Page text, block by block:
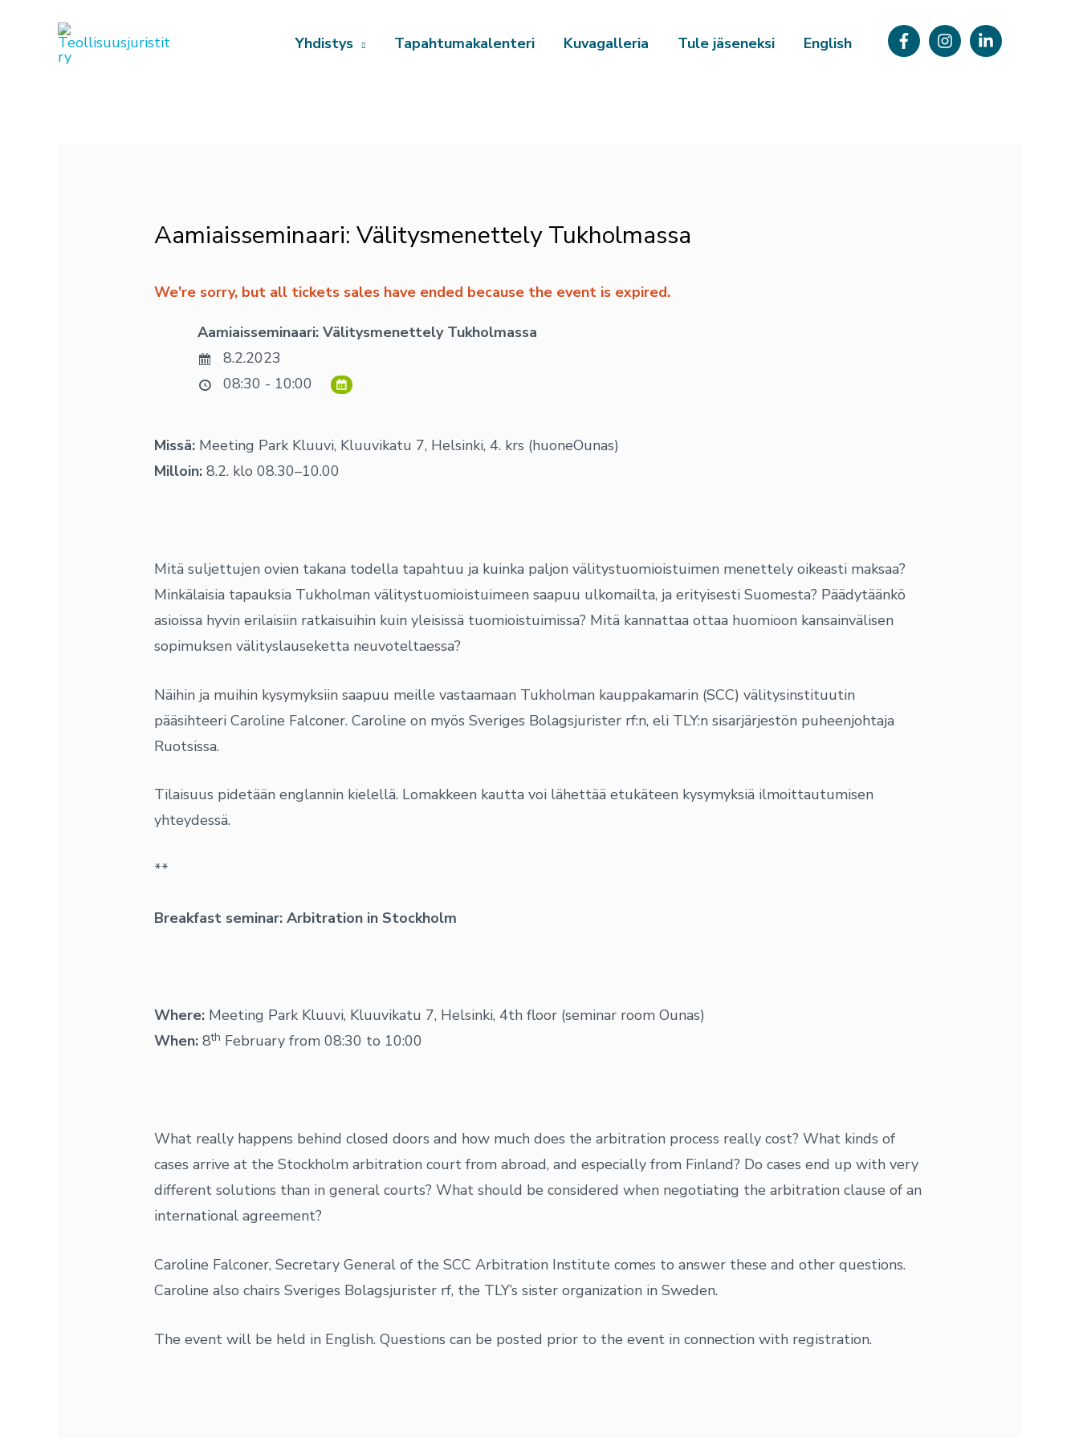
Yhdistys Tapahtumakalenteri Kuvagalleria Tule jäseneksi English
Aamiaisseminaari: Välitysmenettely Tukholmassa
We're sorry, but all tickets sales have ended because the event is expired.
Aamiaisseminaari: Välitysmenettely Tukholmassa
8.2.2023
08:30 - 10:00
Missä: Meeting Park Kluuvi, Kluuvikatu 7, Helsinki, 4. krs (huoneOunas)
Milloin: 8.2. klo 08.30–10.00
Mitä suljettujen ovien takana todella tapahtuu ja kuinka paljon välitystuomioistuimen menettely oikeasti maksaa?
Minkälaisia tapauksia Tukholman välitystuomioistuimeen saapuu ulkomailta, ja erityisesti Suomesta? Päädytäänkö
asioissa hyvin erilaisiin ratkaisuihin kuin yleisissä tuomioistuimissa? Mitä kannattaa ottaa huomioon kansainvälisen
sopimuksen välityslauseketta neuvoteltaessa?
Näihin ja muihin kysymyksiin saapuu meille vastaamaan Tukholman kauppakamarin (SCC) välitysinstituutin
pääsihteeri Caroline Falconer. Caroline on myös Sveriges Bolagsjurister rf:n, eli TLY:n sisarjärjestön puheenjohtaja
Ruotsissa.
Tilaisuus pidetään englannin kielellä. Lomakkeen kautta voi lähettää etukäteen kysymyksiä ilmoittautumisen
yhteydessä.
**
Breakfast seminar: Arbitration in Stockholm
Where: Meeting Park Kluuvi, Kluuvikatu 7, Helsinki, 4th floor (seminar room Ounas)
When: 8th February from 08:30 to 10:00
What really happens behind closed doors and how much does the arbitration process really cost? What kinds of
cases arrive at the Stockholm arbitration court from abroad, and especially from Finland? Do cases end up with very
different solutions than in general courts? What should be considered when negotiating the arbitration clause of an
international agreement?
Caroline Falconer, Secretary General of the SCC Arbitration Institute comes to answer these and other questions.
Caroline also chairs Sveriges Bolagsjurister rf, the TLY’s sister organization in Sweden.
The event will be held in English. Questions can be posted prior to the event in connection with registration.